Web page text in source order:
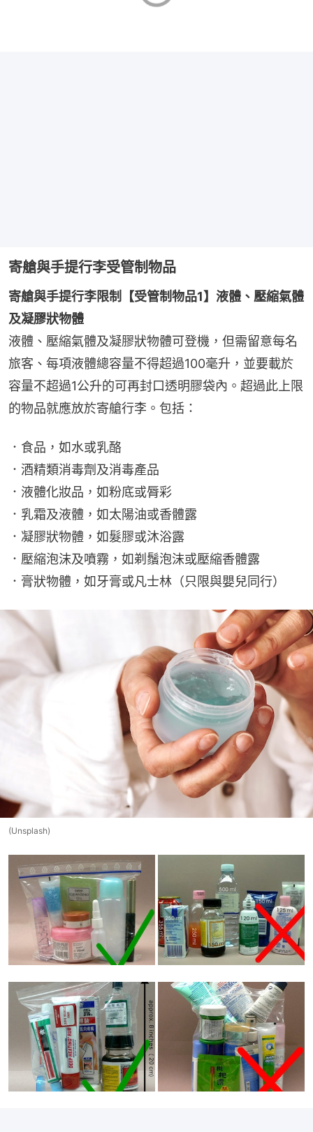
寄艙與手提行李受管制物品
寄艙與手提行李限制【受管制物品1】液體、壓縮氣體
及凝膠狀物體
液體、壓縮氣體及凝膠狀物體可登機，但需留意每名
旅客、每項液體總容量不得超過100毫升，並要載於
容量不超過1公升的可再封口透明膠袋內。超過此上限
的物品就應放於寄艙行李。包括：
．食品，如水或乳酪
．酒精類消毒劑及消毒產品
．液體化妝品，如粉底或脣彩
．乳霜及液體，如太陽油或香體露
．凝膠狀物體，如髮膠或沐浴露
．壓縮泡沫及噴霧，如剃鬚泡沫或壓縮香體露
．膏狀物體，如牙膏或凡士林（只限與嬰兒同行）
(Unsplash)